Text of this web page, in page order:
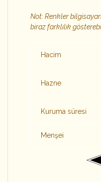
Not: Renkler
biraz farklılık
Hacim
Hazne
Kuruma süresi
Menşei